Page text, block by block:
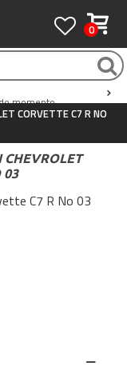
0
500
a 90€
momento
CORVETTE C7 R NO
CHEVROLET
03